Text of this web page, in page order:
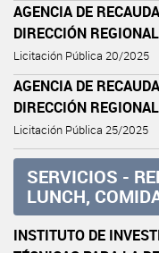
AGENCIA DE
DIRECCIÓN
Licitación Pública 20/2025
AGENCIA DE
DIRECCIÓN
Licitación Pública 25/2025
SERVICIOS -
LUNCH,
INSTITUTO DE